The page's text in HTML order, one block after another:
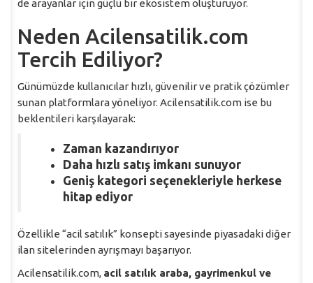
de arayanlar için güçlü bir ekosistem oluşturuyor.
Neden Acilensatilik.com
Tercih Ediliyor?
Günümüzde kullanıcılar hızlı, güvenilir ve pratik çözümler
sunan platformlara yöneliyor. Acilensatilik.com ise bu
beklentileri karşılayarak:
Zaman kazandırıyor
Daha hızlı satış imkanı sunuyor
Geniş kategori seçenekleriyle herkese
hitap ediyor
Özellikle “acil satılık” konsepti sayesinde piyasadaki diğer
ilan sitelerinden ayrışmayı başarıyor.
Acilensatilik.com, acil satılık araba, gayrimenkul ve